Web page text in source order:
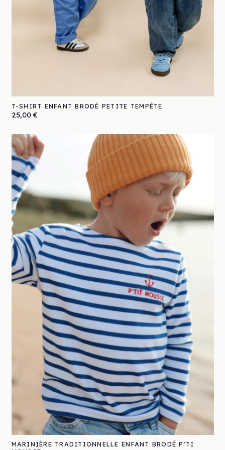
T-SHIRT ENFANT BRODÉ PETITE TEMPÊTE
Prix
25,00 €
MARINIÈRE TRADITIONNELLE ENFANT BRODÉ P'TI